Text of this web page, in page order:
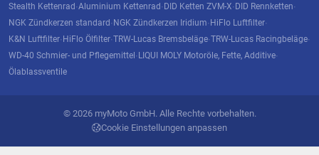
Stealth Kettenrad·Aluminium Kettenrad· DID Ketten ZVM-X· DID Rennketten·
NGK Zündkerzen standard· NGK Zündkerzen Iridium· HiFlo Luftfilter·
K&N Luftfilter· HiFlo Ölfilter·TRW-Lucas Bremsbeläge·TRW-Lucas Racingbeläge·
WD-40 Schmier- und Pflegemittel· LIQUI MOLY Motoröle, Fette, Additive·
Ölablassventile
© 2026 myMoto GmbH. Alle Rechte vorbehalten.
Cookie Einstellungen anpassen